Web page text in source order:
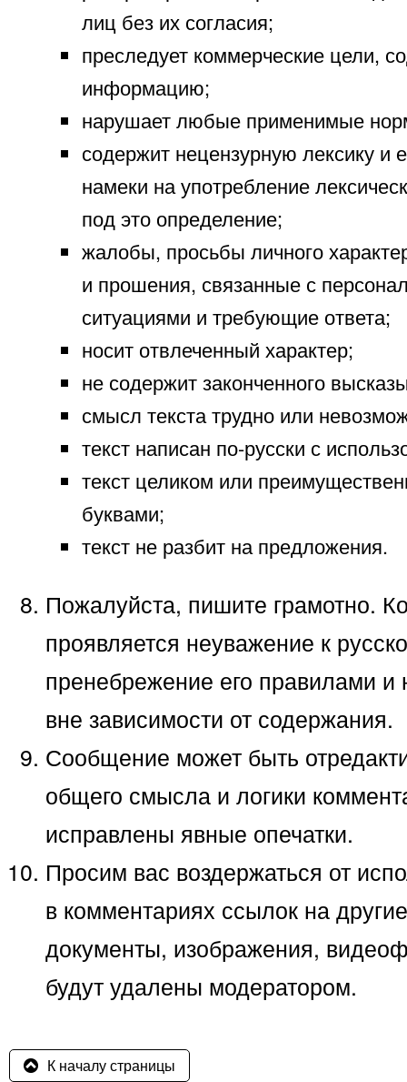
лиц без их согласия;
преследует коммерческие цели,
информацию;
нарушает любые применимые
содержит нецензурную лексику и
намеки на употребление
под это определение;
жалобы, просьбы личного
и прошения, связанные с
ситуациями и требующие ответа;
носит отвлеченный характер;
не содержит законченного
смысл текста трудно или
текст написан по-русски с
текст целиком или
буквами;
текст не разбит на предложения.
Пожалуйста, пишите грамотно.
проявляется неуважение к
пренебрежение его правилами
вне зависимости от содержания.
Сообщение может быть
общего смысла и логики
исправлены явные опечатки.
Просим вас воздержаться от
в комментариях ссылок на
документы, изображения,
будут удалены модератором.
К началу страницы